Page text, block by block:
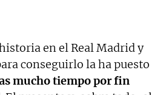
en el Real Madrid y
conseguirlo la ha puesto
mucho tiempo por fin